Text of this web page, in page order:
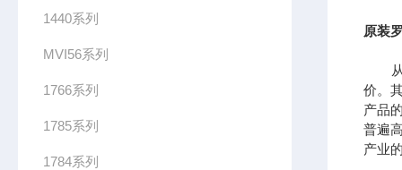
1440系列
MVI56系列
1766系列
1785系列
1784系列
原装
从供
价。
产品
普遍
产业